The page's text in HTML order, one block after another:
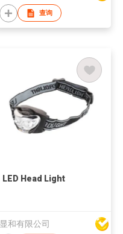
查询
LED Head Light
显和有限公司